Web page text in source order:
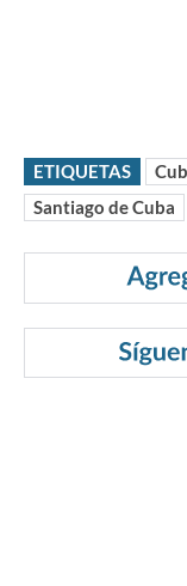
ETIQUETAS
Santiago de Cuba